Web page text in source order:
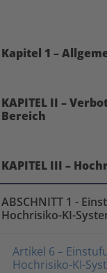
Kapitel 1 –
KAPITEL II –
Bereich
KAPITEL III –
ABSCHNITT 1 -
Hochrisiko-KI-
Artikel 6 –
Hochrisiko-KI-